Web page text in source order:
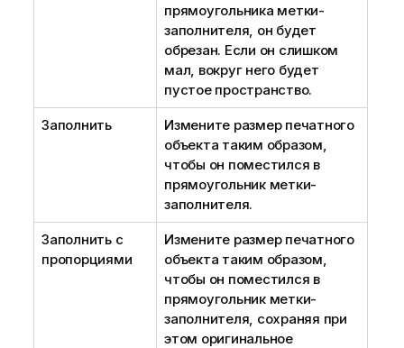
прямоугольника метки-
заполнителя, он будет
обрезан. Если он слишком
мал, вокруг него будет
пустое пространство.
Заполнить
Измените размер печатного
объекта таким образом,
чтобы он поместился в
прямоугольник метки-
заполнителя.
Заполнить с
пропорциями
Измените размер печатного
объекта таким образом,
чтобы он поместился в
прямоугольник метки-
заполнителя, сохраняя при
этом оригинальное